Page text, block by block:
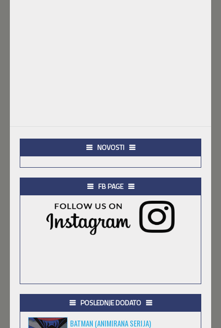
NOVOSTI
FB PAGE
POSLEDNJE DODATO
BATMAN (ANIMIRANA SERIJA)